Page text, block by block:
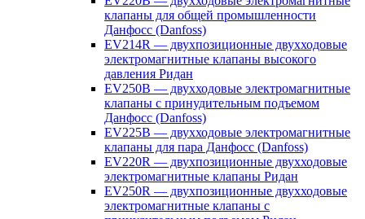
клапаны для общей промышленности
Данфосс (Danfoss)
EV214R — двухпозиционные двухходовые
электромагнитные клапаны высокого
давления Ридан
EV250B — двухходовые электромагнитные
клапаны с принудительным подъемом
Данфосс (Danfoss)
EV225B — двухходовые электромагнитные
клапаны для пара Данфосс (Danfoss)
EV220R — двухпозиционные двухходовые
электромагнитные клапаны Ридан
EV250R — двухпозиционные двухходовые
электромагнитные клапаны с